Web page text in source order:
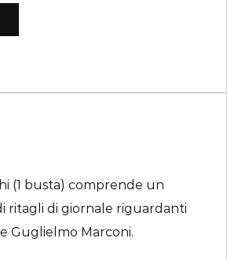
(1 busta) comprende un
ritagli di giornale riguardanti
Guglielmo Marconi.